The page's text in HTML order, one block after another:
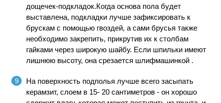
дощечек-подкладок.Когда основа пола будет
выставлена, подкладки лучше зафиксировать к
брускам с помощью гвоздей, а сами брусья также
необходимо закрепить, прикрутив их к столбам
гайками через широкую шайбу. Если шпильки имеют
лишнюю высоту, она срезается шлифмашинкой .
На поверхность подполья лучше всего засыпать
керамзит, слоем в 15- 20 сантиметров - он хорошо